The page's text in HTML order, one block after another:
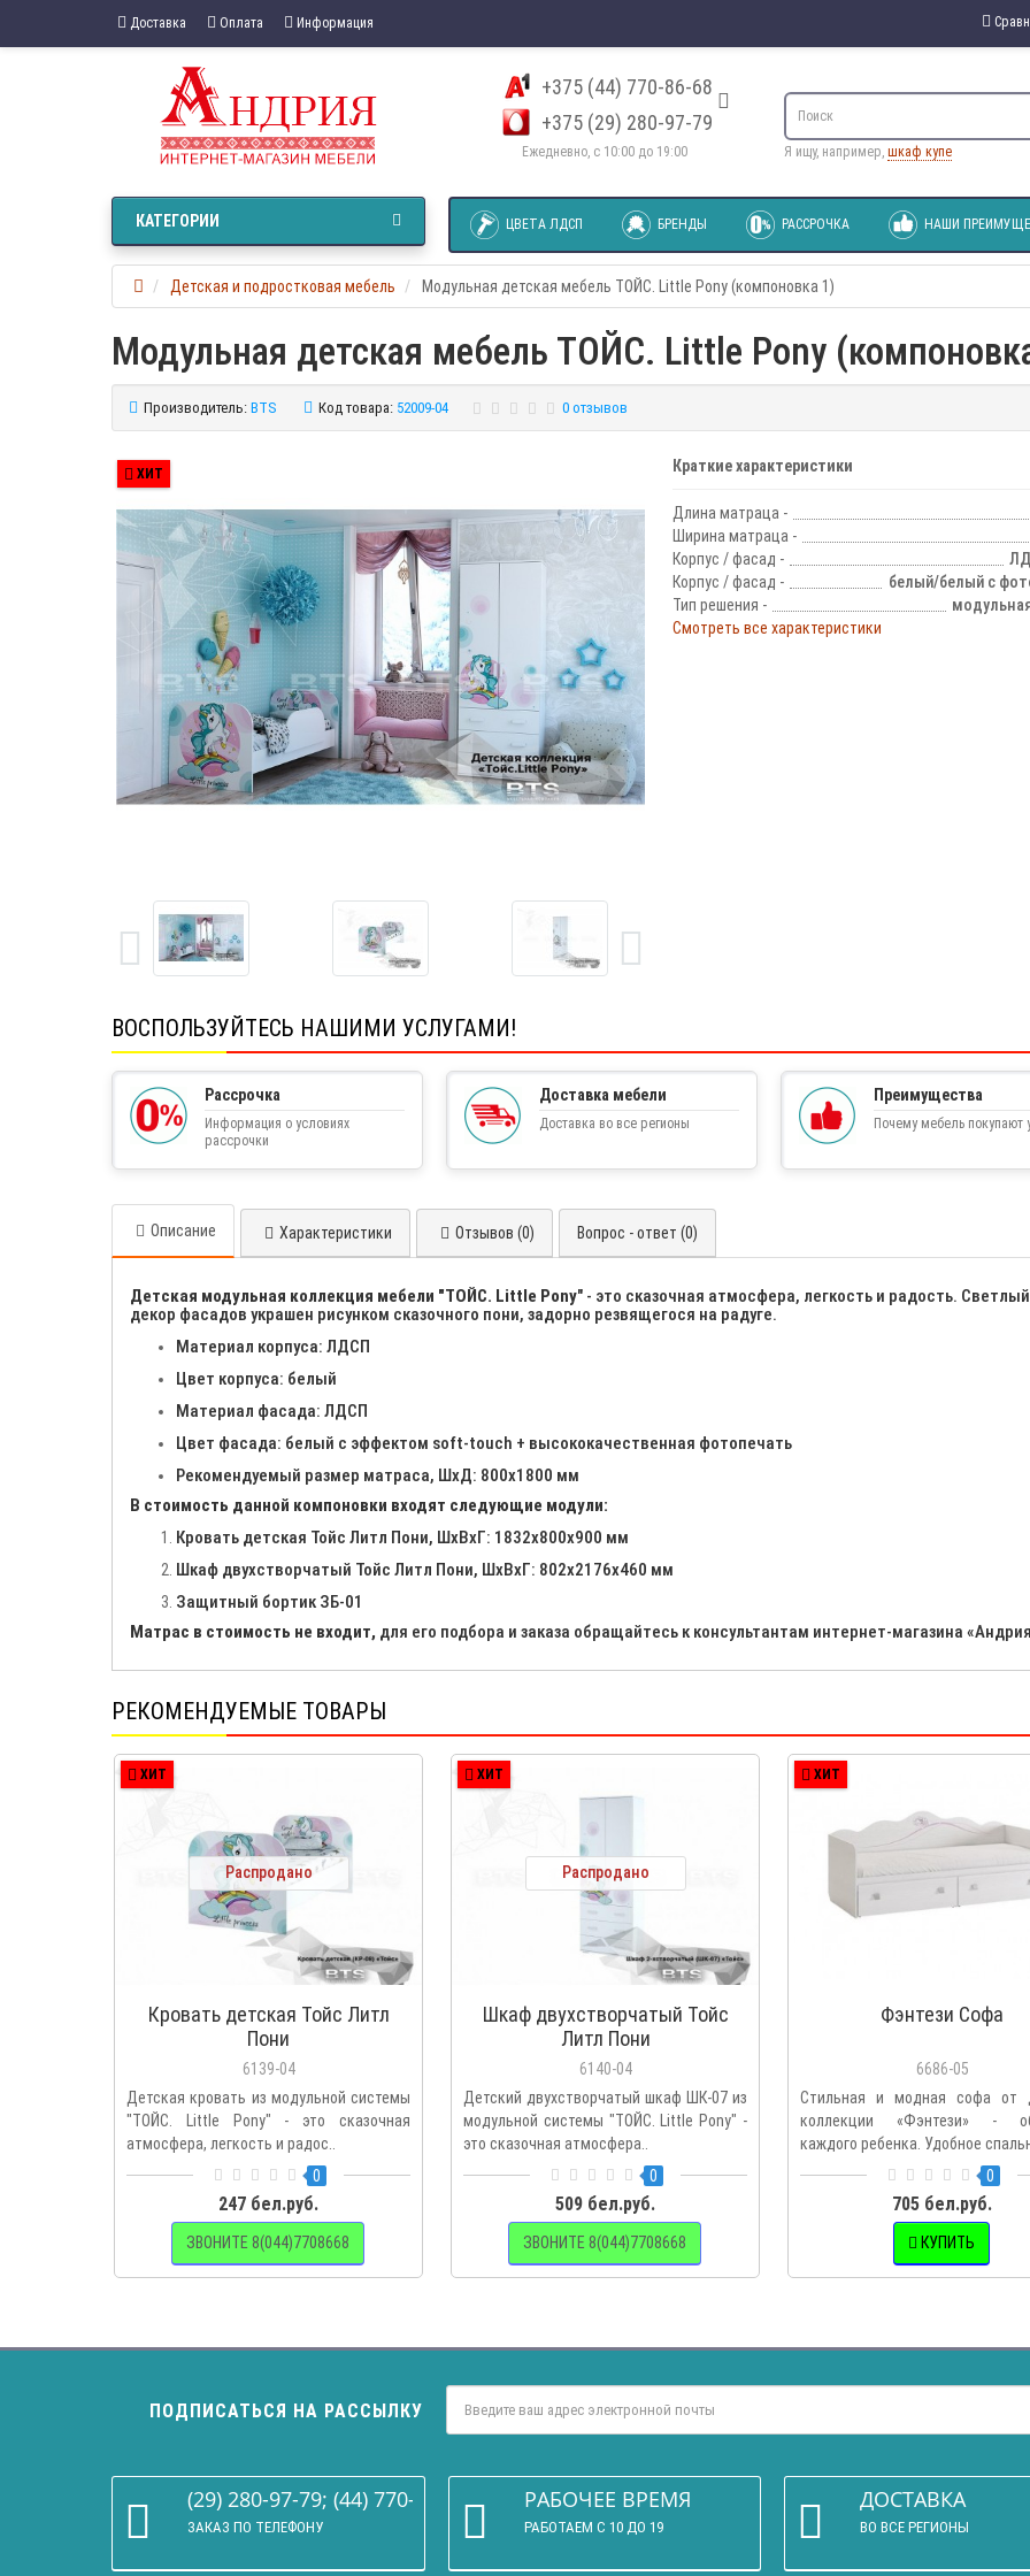
Доставка Оплата Информация
+375 (44) 770-86-68
+375 (29) 280-97-79
Ежедневно, с 10:00 до 19:00 Я ищу, например, шкаф купе
ЦВЕТА ЛДСП БРЕНДЫ РАССРОЧКА НАШИ
КАТЕГОРИИ
Детская и подростковая мебель Модульная детская мебель ТОЙС. Little Pony (компоновка 1)
Модульная детская мебель ТОЙС. Little Pony
Производитель: BTS Код товара: 52009-04 0 отзывов
ХИТ Краткие характеристики
Длина матраца -
Ширина матраца -
Корпус / фасад -
Корпус / фасад -
белый/белый с
Тип решения -
Смотреть все характеристики
ВОСПОЛЬЗУЙТЕСЬ НАШИМИ УСЛУГАМИ!
Рассрочка
Информация о условиях
рассрочки
Доставка мебели
Доставка во все регионы
Преимущества
Почему мебель покупают
Описание Характеристики Отзывов (0) Вопрос - ответ (0)
Детская модульная коллекция мебели "ТОЙС. Little Pony" - это сказочная атмосфера, легкость и радость. Светлый
декор фасадов украшен рисунком сказочного пони, задорно резвящегося на радуге.
Материал корпуса: ЛДСП
Цвет корпуса: белый
Материал фасада: ЛДСП
Цвет фасада: белый с эффектом soft-touch + высококачественная фотопечать
Рекомендуемый размер матраса, ШхД: 800х1800 мм
В стоимость данной компоновки входят следующие модули:
Кровать детская Тойс Литл Пони, ШхВхГ: 1832х800х900 мм
Шкаф двухстворчатый Тойс Литл Пони, ШхВхГ: 802х2176х460 мм
Защитный бортик ЗБ-01
Матрас в стоимость не входит, для его подбора и заказа обращайтесь к консультантам интернет-магазина
РЕКОМЕНДУЕМЫЕ ТОВАРЫ
ХИТ
Распродано
Кровать детская Тойс Литл
Пони
6139-04
Детская кровать из модульной системы
"ТОЙС. Little Pony" - это сказочная
атмосфера, легкость и радос..
0
247 бел.руб.
ЗВОНИТЕ 8(044)7708668
ХИТ
Распродано
Шкаф двухстворчатый Тойс
Литл Пони
6140-04
Детский двухстворчатый шкаф ШК-07 из
модульной системы "ТОЙС. Little Pony" -
это сказочная атмосфера..
0
509 бел.руб.
ЗВОНИТЕ 8(044)7708668
ХИТ
Фэнтези Софа
6686-05
Стильная и модная софа от
коллекции «Фэнтези» -
каждого ребенка. Удобное
0
705 бел.руб.
КУПИТЬ
ПОДПИСАТЬСЯ НА РАССЫЛКУ
(29) 280-97-79; (44) 770-86-68
ЗАКАЗ ПО ТЕЛЕФОНУ
РАБОЧЕЕ ВРЕМЯ
РАБОТАЕМ С 10 ДО 19
ДОСТАВКА
ВО ВСЕ РЕГИОНЫ